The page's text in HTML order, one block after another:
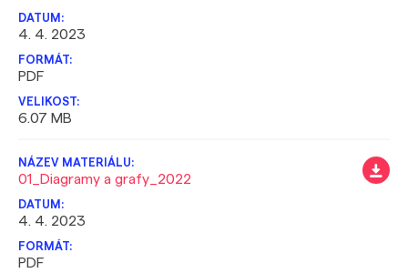
4. 4. 2023
PDF
6.07 MB
01_Diagramy a grafy_2022
4. 4. 2023
PDF